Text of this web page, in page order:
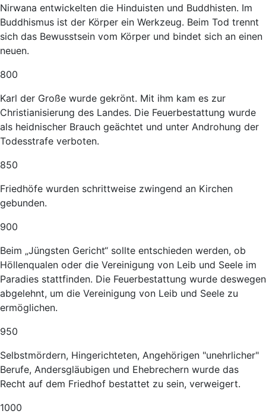
Nirwana entwickelten die Hinduisten und Buddhisten. Im
Buddhismus ist der Körper ein Werkzeug. Beim Tod trennt
sich das Bewusstsein vom Körper und bindet sich an einen
neuen.
800
Karl der Große wurde gekrönt. Mit ihm kam es zur
Christianisierung des Landes. Die Feuerbestattung wurde
als heidnischer Brauch geächtet und unter Androhung der
Todesstrafe verboten.
850
Friedhöfe wurden schrittweise zwingend an Kirchen
gebunden.
900
Beim „Jüngsten Gericht“ sollte entschieden werden, ob
Höllenqualen oder die Vereinigung von Leib und Seele im
Paradies stattfinden. Die Feuerbestattung wurde deswegen
abgelehnt, um die Vereinigung von Leib und Seele zu
ermöglichen.
950
Selbstmördern, Hingerichteten, Angehörigen "unehrlicher"
Berufe, Andersgläubigen und Ehebrechern wurde das
Recht auf dem Friedhof bestattet zu sein, verweigert.
1000